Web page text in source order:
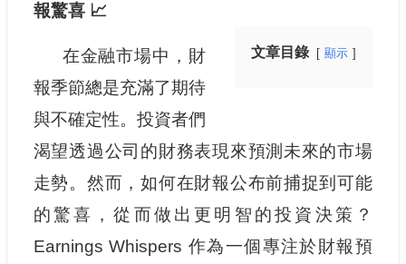
報驚喜 📈
文章目錄 顯示
在金融市場中，財
報季節總是充滿了期待
與不確定性。投資者們
渴望透過公司的財務表現來預測未來的市場
走勢。然而，如何在財報公布前捕捉到可能
的驚喜，從而做出更明智的投資決策？
Earnings Whispers 作為一個專注於財報預